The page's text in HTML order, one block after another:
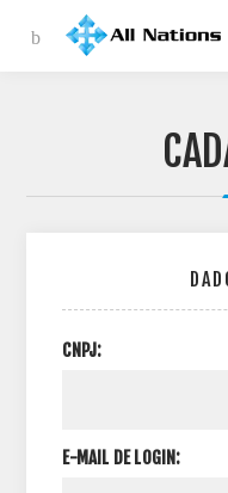
CNPJ:
E-MAIL DE LOGIN: